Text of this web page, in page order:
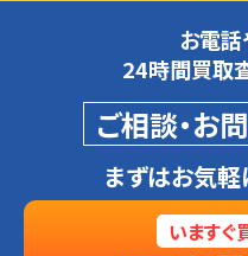
お電話
24時間買取
ご相談・お
まずはお気軽
いますぐ